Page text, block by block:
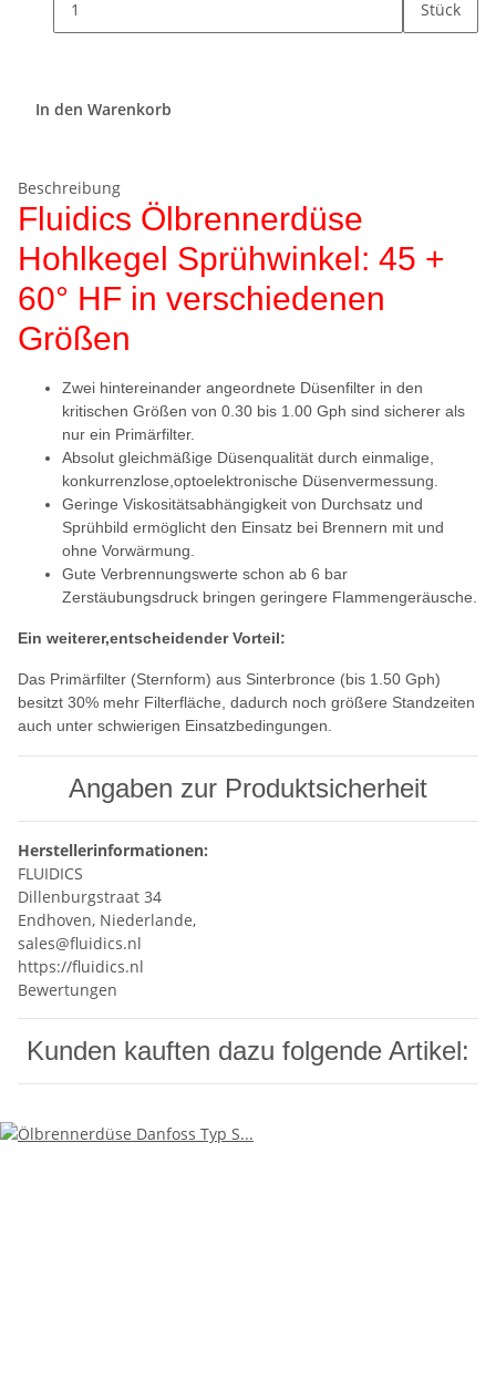
Stück
In den Warenkorb
Beschreibung
Fluidics Ölbrennerdüse
Hohlkegel Sprühwinkel: 45 +
60° HF in verschiedenen
Größen
Zwei hintereinander angeordnete Düsenfilter in den
kritischen Größen von 0.30 bis 1.00 Gph sind sicherer als
nur ein Primärfilter.
Absolut gleichmäßige Düsenqualität durch einmalige,
konkurrenzlose,optoelektronische Düsenvermessung.
Geringe Viskositätsabhängigkeit von Durchsatz und
Sprühbild ermöglicht den Einsatz bei Brennern mit und
ohne Vorwärmung.
Gute Verbrennungswerte schon ab 6 bar
Zerstäubungsdruck bringen geringere Flammengeräusche.
Ein weiterer,entscheidender Vorteil:
Das Primärfilter (Sternform) aus Sinterbronce (bis 1.50 Gph)
besitzt 30% mehr Filterfläche, dadurch noch größere Standzeiten
auch unter schwierigen Einsatzbedingungen.
Angaben zur Produktsicherheit
Herstellerinformationen:
FLUIDICS
Dillenburgstraat 34
Endhoven, Niederlande,
sales@fluidics.nl
https://fluidics.nl
Bewertungen
Kunden kauften dazu folgende Artikel: